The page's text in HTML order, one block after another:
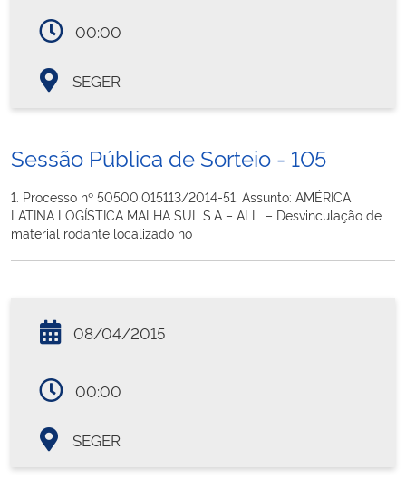
00:00
SEGER
Sessão Pública de Sorteio - 105
1. Processo nº 50500.015113/2014-51. Assunto: AMÉRICA
LATINA LOGÍSTICA MALHA SUL S.A – ALL. – Desvinculação de
material rodante localizado no
08/04/2015
00:00
SEGER